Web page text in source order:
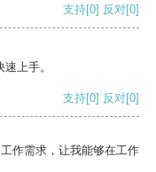
支持[0] 反对[0]
上手。
支持[0] 反对[0]
作需求，让我能够在工作